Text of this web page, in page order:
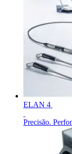
ELAN 4
Precisão.